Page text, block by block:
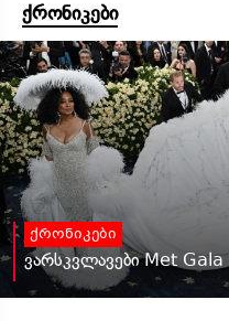
ქრონიკები
ქრონიკები
ვარსკვლავები Met